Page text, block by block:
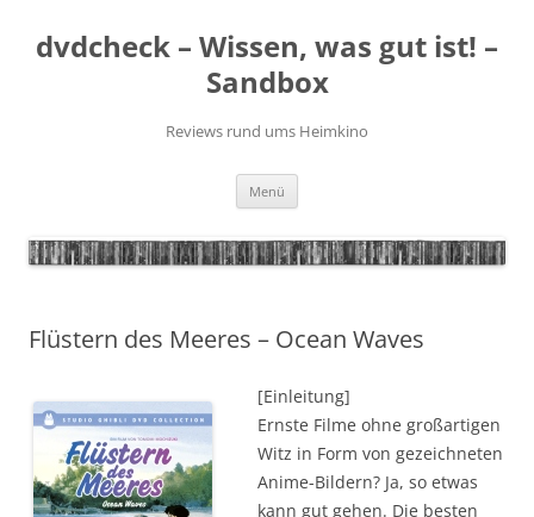
springen
dvdcheck – Wissen, was gut ist! –
Sandbox
Reviews rund ums Heimkino
Menü
Flüstern des Meeres – Ocean Waves
[Einleitung]
Ernste Filme ohne großartigen
Witz in Form von gezeichneten
Anime-Bildern? Ja, so etwas
kann gut gehen. Die besten